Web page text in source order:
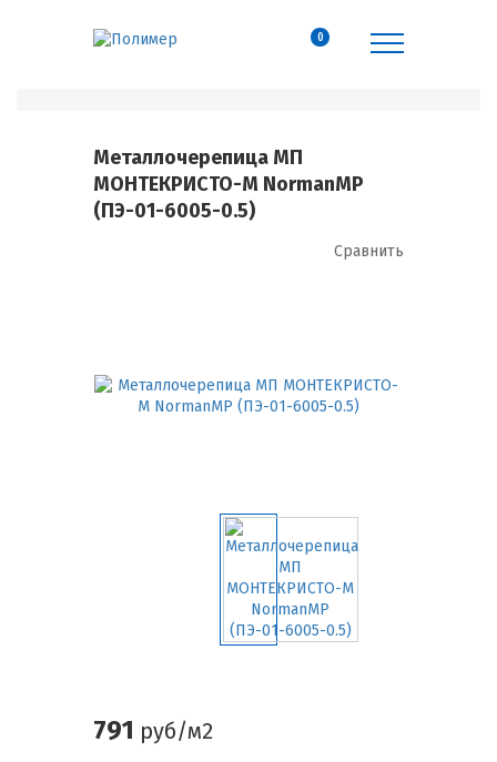
0
Металлочерепица МП
МОНТЕКРИСТО-M NormanMP
(ПЭ-01-6005-0.5)
Сравнить
791 руб/м2